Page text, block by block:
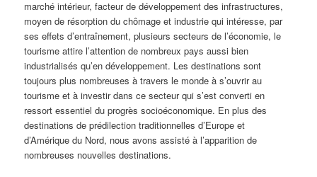
marché intérieur, facteur de développement des infrastructures,
moyen de résorption du chômage et industrie qui intéresse, par
ses effets d’entraînement, plusieurs secteurs de l’économie, le
tourisme attire l’attention de nombreux pays aussi bien
industrialisés qu’en développement. Les destinations sont
toujours plus nombreuses à travers le monde à s’ouvrir au
tourisme et à investir dans ce secteur qui s’est converti en
ressort essentiel du progrès socioéconomique. En plus des
destinations de prédilection traditionnelles d’Europe et
d’Amérique du Nord, nous avons assisté à l’apparition de
nombreuses nouvelles destinations.